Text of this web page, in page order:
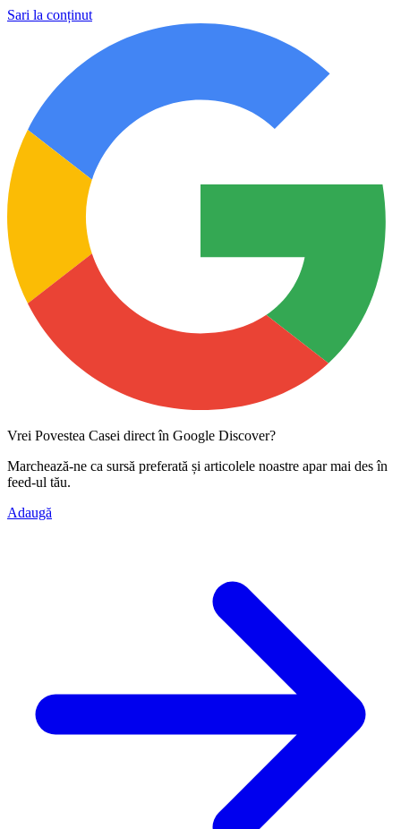
Sari la conținut
Vrei Povestea Casei direct în Google Discover?
Marchează-ne ca sursă preferată și articolele noastre apar mai des în
feed-ul tău.
Adaugă